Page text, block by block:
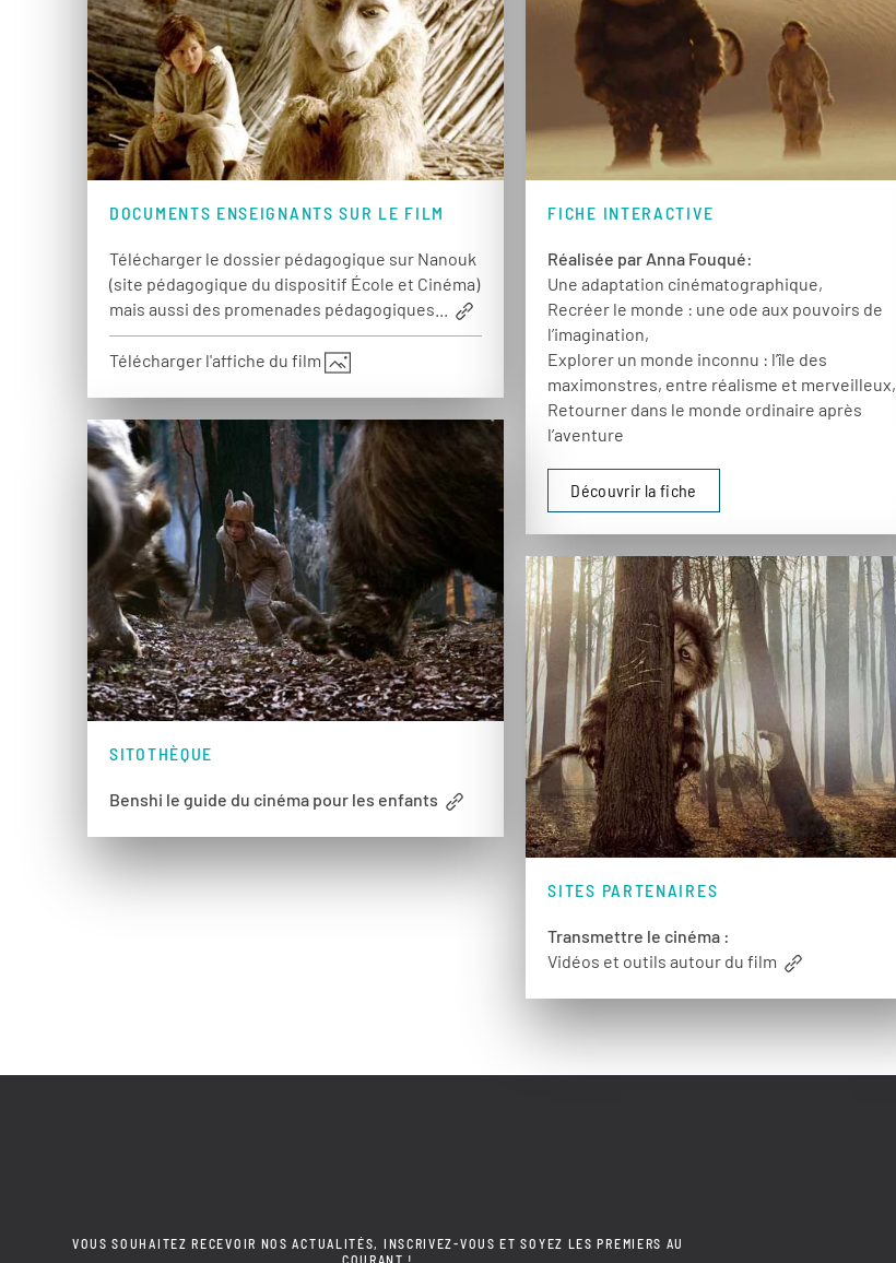
DOCUMENTS ENSEIGNANTS SUR LE FILM
Télécharger le dossier pédagogique sur Nanouk
(site pédagogique du dispositif École et Cinéma)
mais aussi des promenades pédagogiques...
Télécharger l'affiche du film
FICHE INTERACTIVE
Réalisée par Anna Fouqué:
Une adaptation cinématographique,
Recréer le monde : une ode aux pouvoirs de
l’imagination,
Explorer un monde inconnu : l’île des
maximonstres, entre réalisme et merveilleux,
Retourner dans le monde ordinaire après
l’aventure
Découvrir la fiche
SITOTHÈQUE
Benshi le guide du cinéma pour les enfants
SITES PARTENAIRES
Transmettre le cinéma :
Vidéos et outils autour du film
VOUS SOUHAITEZ RECEVOIR NOS ACTUALITÉS, INSCRIVEZ-VOUS ET SOYEZ LES PREMIERS AU